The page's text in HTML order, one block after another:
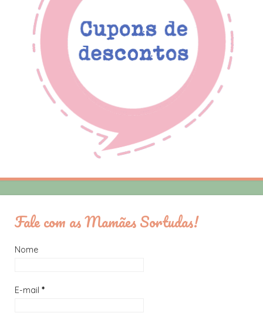
Fale com as Mamães Sortudas!
Nome
E-mail *